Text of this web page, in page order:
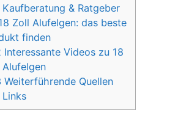
Kaufberatung & Ratgeber
Zoll Alufelgen: das beste
finden
Interessante Videos zu 18
Alufelgen
Weiterführende Quellen
Links